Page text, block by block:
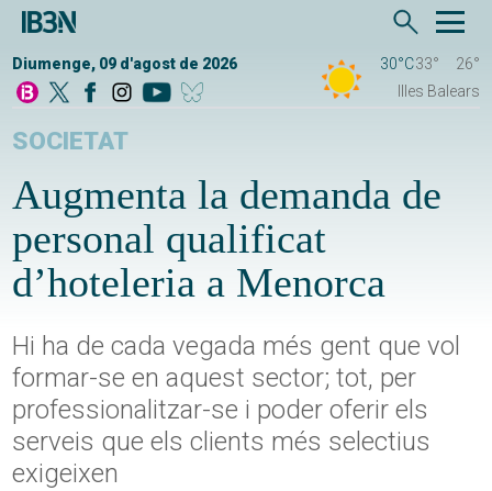
Diumenge, 09 d'agost de 2026 30°C33°
26°
Illes Balears
SOCIETAT
Augmenta la demanda de
personal qualificat
d’hoteleria a Menorca
Hi ha de cada vegada més gent que vol
formar-se en aquest sector; tot, per
professionalitzar-se i poder oferir els
serveis que els clients més selectius
exigeixen